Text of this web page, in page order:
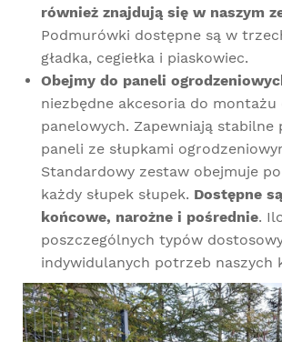
również znajdują się w naszym
Podmurówki dostępne są w
gładka, cegiełka i piaskowiec.
Obejmy do paneli
niezbędne akcesoria do montażu
panelowych. Zapewniają stabilne
paneli ze słupkami
Standardowy zestaw obejmuje
każdy słupek słupek. Dostępne
końcowe, narożne i pośrednie.
poszczególnych typów
indywidulanych potrzeb naszych